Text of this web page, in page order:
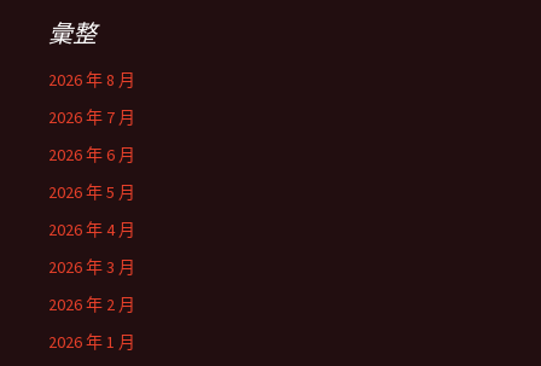
彙整
2026 年 8 月
2026 年 7 月
2026 年 6 月
2026 年 5 月
2026 年 4 月
2026 年 3 月
2026 年 2 月
2026 年 1 月